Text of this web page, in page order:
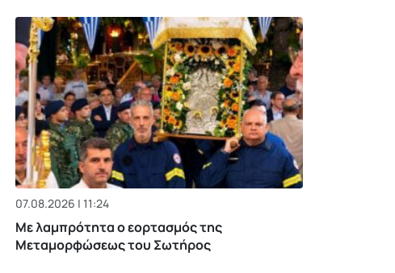
07.08.2026 | 11:24
Με λαμπρότητα ο εορτασμός της
Μεταμορφώσεως του Σωτήρος